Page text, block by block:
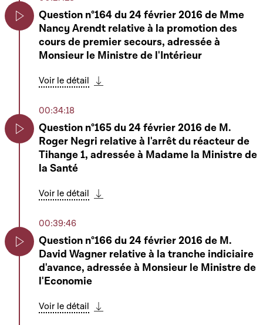
Question n°164 du 24 février 2016 de Mme
Nancy Arendt relative à la promotion des
cours de premier secours, adressée à
Monsieur le Ministre de l'Intérieur
Voir le détail
00:34:18
Question n°165 du 24 février 2016 de M.
Roger Negri relative à l'arrêt du réacteur de
Tihange 1, adressée à Madame la Ministre de
la Santé
Voir le détail
00:39:46
Question n°166 du 24 février 2016 de M.
David Wagner relative à la tranche indiciaire
d'avance, adressée à Monsieur le Ministre de
l'Economie
Voir le détail
02:17:43
Motion de M. Fernand Kartheiser relative à
l'amélioration des relations avec la Russie en
des instances internationales en ce sens et
Russie
Voir le détail
Télécharger cette séquence
02:51:46
Mars Di Bartolomeo
Télécharger cette séquence
02:52:01
6786 - Projet de loi portant approbation de la
Convention en matière de sécurité sociale
entre le Grand-Duché de Luxembourg et le
Japon, signée à Tokyo le 10 octobre 2014 -
Rapportrice : Madame Taina Bofferding et